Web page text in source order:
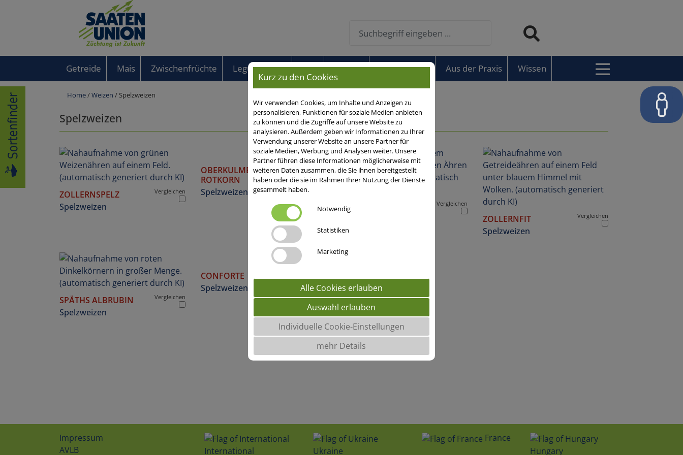
Getreide Mais Zwischenfrüchte Leguminosen Öko Andere Sortenfinder Aus der Praxis Wissen
Home/Weizen / Spelzweizen
Spelzweizen
ZOLLERNSPELZ
Spelzweizen
Vergleichen
OBERKULMER
ROTKORN
Spelzweizen
ZOLLERNPERLE
Vergleichen
ZOLLERNFIT
Spelzweizen
Vergleichen
SPÄTHS ALBRUBIN
Spelzweizen
Vergleichen
CONFORTE
Spelzweizen
Kurz zu den Cookies
Wir verwenden Cookies, um Inhalte und Anzeigen zu
personalisieren, Funktionen für soziale Medien anbieten
zu können und die Zugriffe auf unsere Website zu
analysieren. Außerdem geben wir Informationen zu Ihrer
Verwendung unserer Website an unsere Partner für
soziale Medien, Werbung und Analysen weiter. Unsere
Partner führen diese Informationen möglicherweise mit
weiteren Daten zusammen, die Sie ihnen bereitgestellt
haben oder die sie im Rahmen Ihrer Nutzung der Dienste
gesammelt haben.
Notwendig
Statistiken
Marketing
Alle Cookies erlauben
Auswahl erlauben
Individuelle Cookie-Einstellungen
mehr Details
Impressum
AVLB
International Ukraine
France
Hungary